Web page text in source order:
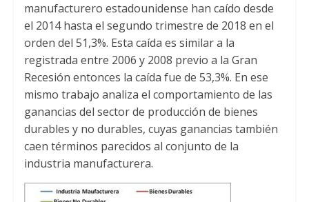
manufacturero estadounidense han caído desde
el 2014 hasta el segundo trimestre de 2018 en el
orden del 51,3%. Esta caída es similar a la
registrada entre 2006 y 2008 previo a la Gran
Recesión entonces la caída fue de 53,3%. En ese
mismo trabajo analiza el comportamiento de las
ganancias del sector de producción de bienes
durables y no durables, cuyas ganancias también
caen términos parecidos al conjunto de la
industria manufacturera.